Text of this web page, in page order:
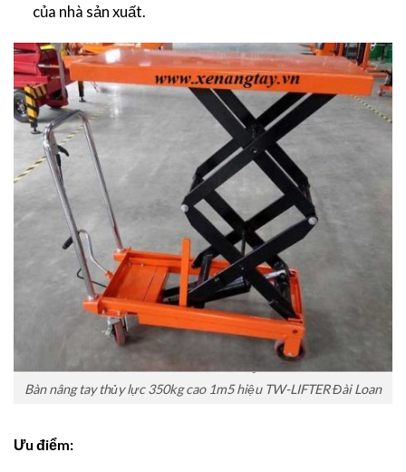
của nhà sản xuất.
Bàn nâng tay thủy lực 350kg cao 1m5 hiệu TW-LIFTER Đài Loan
Ưu điểm: